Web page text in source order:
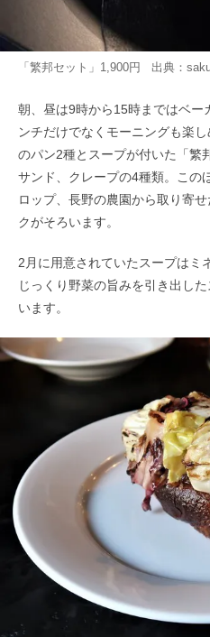
「繁邦セット」1,900円 出典：
朝、昼は9時から15時まではベー
ンチだけでなくモーニングも楽
のパン2種とスープが付いた「繁
サンド、クレープの4種類。この
ロップ、長野の農園から取り寄
クがそろいます。
2月に用意されていたスープはミ
じっくり野菜の旨みを引き出し
います。